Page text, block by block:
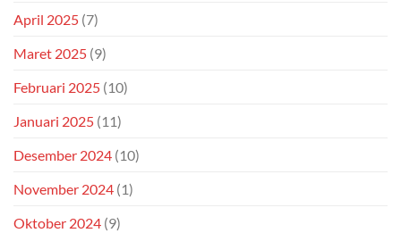
April 2025 (7)
Maret 2025 (9)
Februari 2025 (10)
Januari 2025 (11)
Desember 2024 (10)
November 2024 (1)
Oktober 2024 (9)